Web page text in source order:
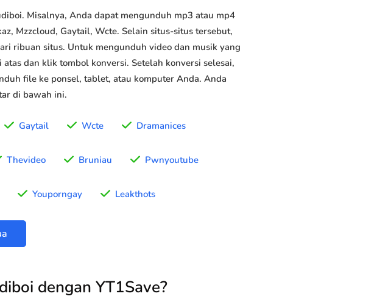
Misalnya, Anda dapat mengunduh mp3 atau mp4
Mzzcloud, Gaytail, Wcte. Selain situs-situs tersebut,
ribuan situs. Untuk mengunduh video dan musik yang
dan klik tombol konversi. Setelah konversi selesai,
file ke ponsel, tablet, atau komputer Anda. Anda
di bawah ini.
Gaytail Wcte Dramanices
Thevideo Bruniau Pwnyoutube
Youporngay Leakthots
dengan YT1Save?